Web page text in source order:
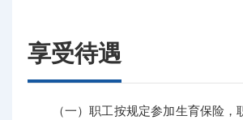
享受待遇
（一）职工按规定参加生育保险